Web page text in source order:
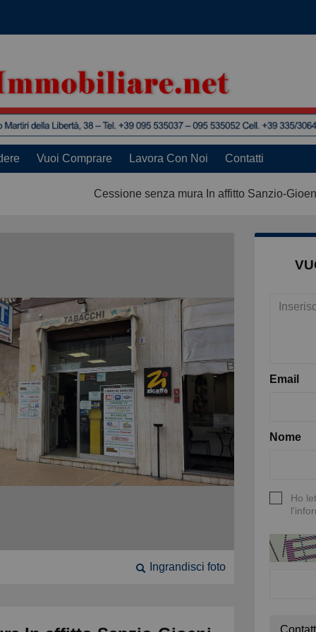
Vuoi Comprare Lavora Con Noi Contatti
Cessione senza mura In affitto Sanzio-
Ingrandisci foto
Email
Nome
Ho